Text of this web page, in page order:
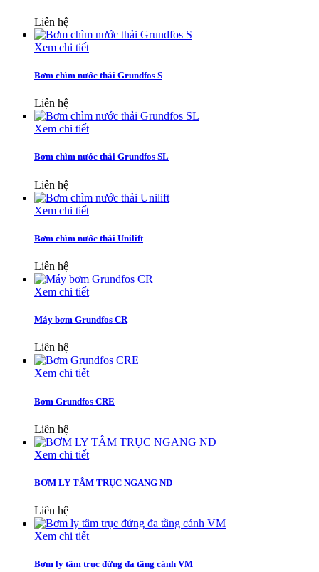
Liên hệ
Xem chi tiết
Bơm chìm nước thải Grundfos S
Liên hệ
Xem chi tiết
Bơm chìm nước thải Grundfos SL
Liên hệ
Xem chi tiết
Bơm chìm nước thải Unilift
Liên hệ
Xem chi tiết
Máy bơm Grundfos CR
Liên hệ
Xem chi tiết
Bơm Grundfos CRE
Liên hệ
Xem chi tiết
BƠM LY TÂM TRỤC NGANG ND
Liên hệ
Xem chi tiết
Bơm ly tâm trục đứng đa tầng cánh VM